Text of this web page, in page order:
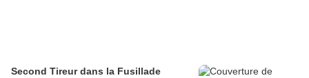
Second Tireur dans la Fusillade